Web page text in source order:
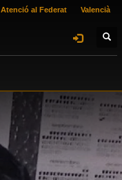
Atenció al Federat Valencià